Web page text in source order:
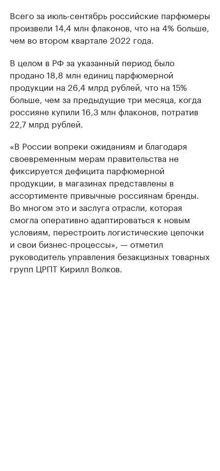
Всего за июль-сентябрь российские парфюмеры
произвели 14,4 млн флаконов, что на 4% больше,
чем во втором квартале 2022 года.
В целом в РФ за указанный период было
продано 18,8 млн единиц парфюмерной
продукции на 26,4 млрд рублей, что на 15%
больше, чем за предыдущие три месяца, когда
россияне купили 16,3 млн флаконов, потратив
22,7 млрд рублей.
«В России вопреки ожиданиям и благодаря
своевременным мерам правительства не
фиксируется дефицита парфюмерной
продукции, в магазинах представлены в
ассортименте привычные россиянам бренды.
Во многом это и заслуга отрасли, которая
смогла оперативно адаптироваться к новым
условиям, перестроить логистические цепочки
и свои бизнес-процессы», — отметил
руководитель управления безакцизных товарных
групп ЦРПТ Кирилл Волков.